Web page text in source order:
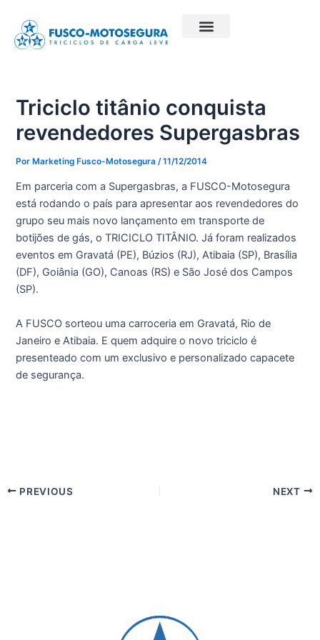
Triciclo titânio conquista
revendedores Supergasbras
PorMarketing Fusco-Motosegura/11/12/2014
Em parceria com a Supergasbras, a FUSCO-Motosegura
está rodando o país para apresentar aos revendedores do
grupo seu mais novo lançamento em transporte de
botijões de gás, o TRICICLO TITÂNIO. Já foram realizados
eventos em Gravatá (PE), Búzios (RJ), Atibaia (SP), Brasília
(DF), Goiânia (GO), Canoas (RS) e São José dos Campos
(SP).
A FUSCO sorteou uma carroceria em Gravatá, Rio de
Janeiro e Atibaia. E quem adquire o novo triciclo é
presenteado com um exclusivo e personalizado capacete
de segurança.
navigation
PREVIOUS NEXT